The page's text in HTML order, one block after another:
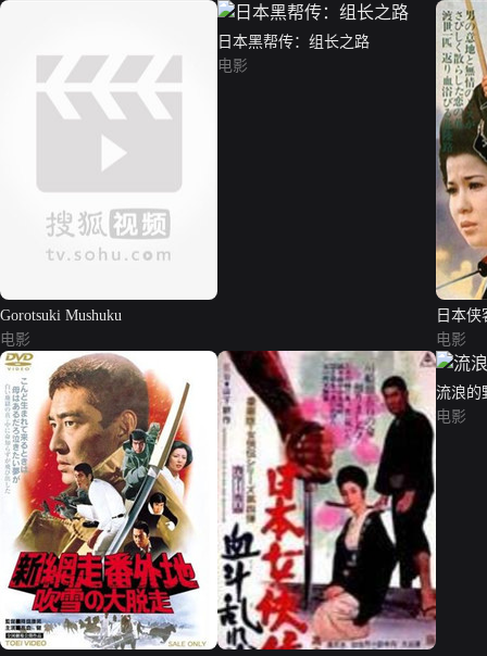
Gorotsuki Mushuku
电影
日本黑帮传：组长之路
电影
日本侠
电影
流浪的
电影